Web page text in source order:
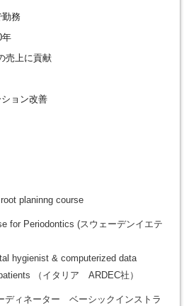
勤務
年
売上に貢献
ョン改善
planinng course
for Periodontics (スウェーデンイエテ
hygienist & computerized data
（イタリア ARDEC社）
ィネーター ベーシックインストラ